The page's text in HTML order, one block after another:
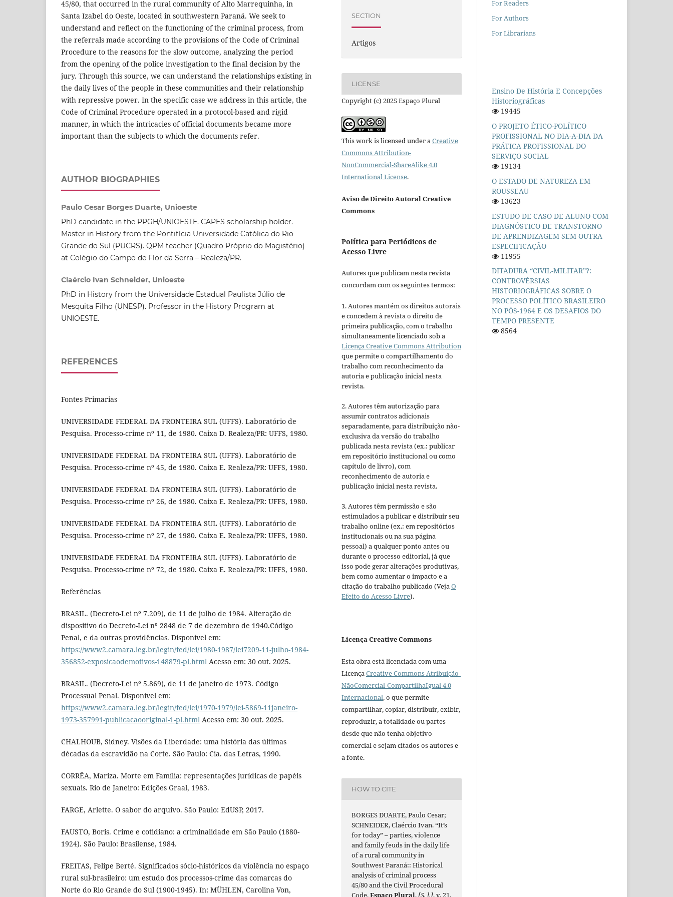
45/80, that occurred in the rural community of Alto Marrequinha, in
Santa Izabel do Oeste, located in southwestern Paraná. We seek to
understand and reflect on the functioning of the criminal process, from
the referrals made according to the provisions of the Code of Criminal
Procedure to the reasons for the slow outcome, analyzing the period
from the opening of the police investigation to the final decision by the
jury. Through this source, we can understand the relationships existing in
the daily lives of the people in these communities and their relationship
with repressive power. In the specific case we address in this article, the
Code of Criminal Procedure operated in a protocol-based and rigid
manner, in which the intricacies of official documents became more
important than the subjects to which the documents refer.
AUTHOR BIOGRAPHIES
Paulo Cesar Borges Duarte, Unioeste
PhD candidate in the PPGH/UNIOESTE. CAPES scholarship holder.
Master in History from the Pontifícia Universidade Católica do Rio
Grande do Sul (PUCRS). QPM teacher (Quadro Próprio do Magistério)
at Colégio do Campo de Flor da Serra – Realeza/PR.
Claércio Ivan Schneider, Unioeste
PhD in History from the Universidade Estadual Paulista Júlio de
Mesquita Filho (UNESP). Professor in the History Program at
UNIOESTE.
REFERENCES
Fontes Primarias
UNIVERSIDADE FEDERAL DA FRONTEIRA SUL (UFFS). Laboratório de
Pesquisa. Processo-crime nº 11, de 1980. Caixa D. Realeza/PR: UFFS, 1980.
UNIVERSIDADE FEDERAL DA FRONTEIRA SUL (UFFS). Laboratório de
Pesquisa. Processo-crime nº 45, de 1980. Caixa E. Realeza/PR: UFFS, 1980.
UNIVERSIDADE FEDERAL DA FRONTEIRA SUL (UFFS). Laboratório de
Pesquisa. Processo-crime nº 26, de 1980. Caixa E. Realeza/PR: UFFS, 1980.
UNIVERSIDADE FEDERAL DA FRONTEIRA SUL (UFFS). Laboratório de
Pesquisa. Processo-crime nº 27, de 1980. Caixa E. Realeza/PR: UFFS, 1980.
UNIVERSIDADE FEDERAL DA FRONTEIRA SUL (UFFS). Laboratório de
Pesquisa. Processo-crime nº 72, de 1980. Caixa E. Realeza/PR: UFFS, 1980.
Referências
BRASIL. (Decreto-Lei nº 7.209), de 11 de julho de 1984. Alteração de
dispositivo do Decreto-Lei nº 2848 de 7 de dezembro de 1940.Código
Penal, e da outras providências. Disponível em:
https://www2.camara.leg.br/legin/fed/lei/1980-1987/lei7209-11-julho-1984-
356852-exposicaodemotivos-148879-pl.html Acesso em: 30 out. 2025.
BRASIL. (Decreto-Lei nº 5.869), de 11 de janeiro de 1973. Código
Processual Penal. Disponível em:
https://www2.camara.leg.br/legin/fed/lei/1970-1979/lei-5869-11janeiro-
1973-357991-publicacaooriginal-1-pl.html Acesso em: 30 out. 2025.
CHALHOUB, Sidney. Visões da Liberdade: uma história das últimas
décadas da escravidão na Corte. São Paulo: Cia. das Letras, 1990.
CORRÊA, Mariza. Morte em Família: representações jurídicas de papéis
sexuais. Rio de Janeiro: Edições Graal, 1983.
FARGE, Arlette. O sabor do arquivo. São Paulo: EdUSP, 2017.
FAUSTO, Boris. Crime e cotidiano: a criminalidade em São Paulo (1880-
1924). São Paulo: Brasilense, 1984.
FREITAS, Felipe Berté. Significados sócio-históricos da violência no espaço
rural sul-brasileiro: um estudo dos processos-crime das comarcas do
Norte do Rio Grande do Sul (1900-1945). In: MÜHLEN, Carolina Von,
SECTION
Artigos
LICENSE
Copyright (c) 2025 Espaço Plural
This work is licensed under aCreative
Commons Attribution-
NonCommercial-ShareAlike 4.0
International License.
Aviso de Direito Autoral Creative
Commons
Política para Periódicos de
Acesso Livre
Autores que publicam nesta revista
concordam com os seguintes termos:
1. Autores mantém os direitos autorais
e concedem à revista o direito de
primeira publicação, com o trabalho
simultaneamente licenciado sob a
Licença Creative Commons Attribution
que permite o compartilhamento do
trabalho com reconhecimento da
autoria e publicação inicial nesta
revista.
2. Autores têm autorização para
assumir contratos adicionais
separadamente, para distribuição não-
exclusiva da versão do trabalho
publicada nesta revista (ex.: publicar
em repositório institucional ou como
capítulo de livro), com
reconhecimento de autoria e
publicação inicial nesta revista.
3. Autores têm permissão e são
estimulados a publicar e distribuir seu
trabalho online (ex.: em repositórios
institucionais ou na sua página
pessoal) a qualquer ponto antes ou
durante o processo editorial, já que
isso pode gerar alterações produtivas,
bem como aumentar o impacto e a
citação do trabalho publicado (VejaO
Efeito do Acesso Livre).
Licença Creative Commons
Esta obra está licenciada com uma
LicençaCreative Commons Atribuição-
NãoComercial-CompartilhaIgual 4.0
Internacional, o que permite
compartilhar, copiar, distribuir, exibir,
reproduzir, a totalidade ou partes
desde que não tenha objetivo
comercial e sejam citados os autores e
a fonte.
HOW TO CITE
BORGES DUARTE, Paulo Cesar;
SCHNEIDER, Claércio Ivan. “It’s
for today” – parties, violence
and family feuds in the daily life
of a rural community in
Southwest Paraná:: Historical
analysis of criminal process
45/80 and the Civil Procedural
Code.Espaço Plural,[S. l.], v. 21,
For Readers
For Authors
For Librarians
Ensino De História E Concepções
Historiográficas
19445
O PROJETO ÉTICO-POLÍTICO
PROFISSIONAL NO DIA-A-DIA DA
PRÁTICA PROFISSIONAL DO
SERVIÇO SOCIAL
19134
O ESTADO DE NATUREZA EM
ROUSSEAU
13623
ESTUDO DE CASO DE ALUNO COM
DIAGNÓSTICO DE TRANSTORNO
DE APRENDIZAGEM SEM OUTRA
ESPECIFICAÇÃO
11955
DITADURA “CIVIL-MILITAR”?:
CONTROVÉRSIAS
HISTORIOGRÁFICAS SOBRE O
PROCESSO POLÍTICO BRASILEIRO
NO PÓS-1964 E OS DESAFIOS DO
TEMPO PRESENTE
8564